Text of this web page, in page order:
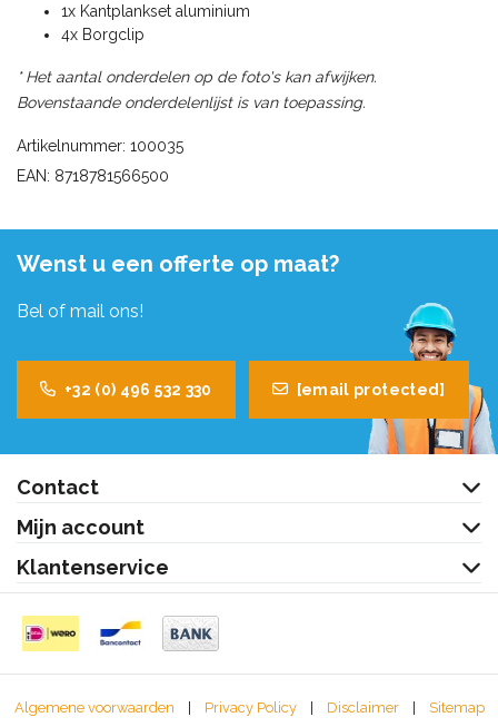
1x Kantplankset aluminium
4x Borgclip
* Het aantal onderdelen op de foto's kan afwijken.
Bovenstaande onderdelenlijst is van toepassing.
Artikelnummer: 100035
EAN: 8718781566500
Wenst u een offerte op maat?
Bel of mail ons!
+32 (0) 496 532 330 [email protected]
Contact
Mijn account
Klantenservice
Algemene voorwaarden | Privacy Policy | Disclaimer | Sitemap